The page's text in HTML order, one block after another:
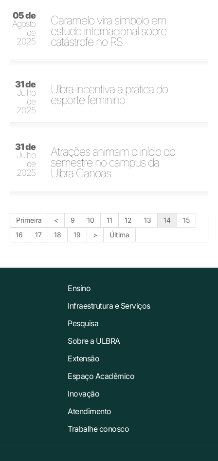
05 de
Agosto
de
2025
Caramelo vira símbolo em
estudo internacional sobre
catástrofe no RS
31 de
Julho
de
2025
Ulbra incentiva a prática do
esporte feminino
31 de
Julho
de
2025
Atrações animam o início do
semestre no campus da
Ulbra Canoas
Primeira < 9 10 11 12 13 14
15
16
17 18 19 > Última
Ensino
Infraestrutura e Serviços
Pesquisa
Sobre a ULBRA
Extensão
Espaço Acadêmico
Inovação
Atendimento
Trabalhe conosco